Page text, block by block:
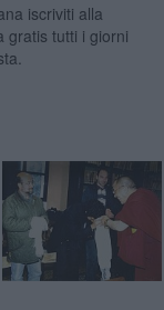
iscriviti alla
gratis tutti i giorni